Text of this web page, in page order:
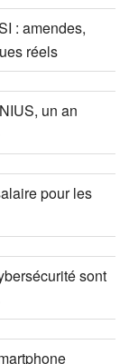
: amendes,
réels
un an
pour les
sont